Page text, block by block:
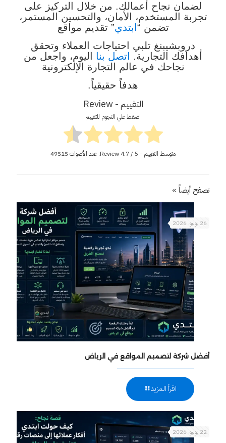
لضمان نجاح أعمالك. من خلال التركيز على
تجربة المستخدم، الأمان، والتحسين المستمر،
تضمن “ ابتدي” تقديم مواقع
دروبشيبنغ تلبي احتياجات العملاء وتحقق
أهدافك التجارية.
اتصل بنا اليوم، واجعل من
نجاحك في عالم التجارة الإلكترونية
هدفاً حقيقياً.
التقييم - Review
اضغط علي النجوم للتقييم
متوسط التقييم - Review 4.7/ 5. عدد الأصوات 49515
تصفح أيضاً »
26 يوليو، 2026
أفضل شركة لتصميم المواقع في الرياض
اقرأ المزيد
22 يوليو، 2026